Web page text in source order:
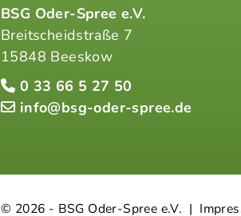
BSG Oder-Spree e.V.
Breitscheidstraße 7
15848 Beeskow
0 33 66 5 27 50
info@bsg-oder-spree.de
© 2026 - BSG Oder-Spree e.V. |